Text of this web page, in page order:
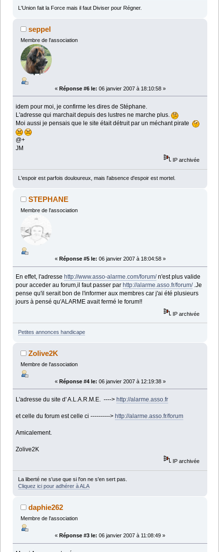
L'Union fait la Force mais il faut Diviser pour Régner.
seppel
Membre de l'association
« Réponse #6 le: 06 janvier 2007 à 18:10:58 »
idem pour moi, je confirme les dires de Stéphane.
L'adresse qui marchait depuis des lustres ne marche plus.
Moi aussi je pensais que le site était détruit par un méchant pirate
@+
JM
IP archivée
L'espoir est parfois douloureux, mais l'absence d'espoir est mortel.
STEPHANE
Membre de l'association
« Réponse #5 le: 06 janvier 2007 à 18:04:58 »
En effet, l'adresse http://www.asso-alarme.com/forum/n'est plus valide
pour acceder au forum,il faut passer par http://alarme.asso.fr/forum/.Je
pense qu'il serait bon de l'informer aux membres car j'ai été plusieurs
jours à pensé qu'ALARME avait fermé le forum!!
IP archivée
Petites annonces handicape
Zolive2K
Membre de l'association
« Réponse #4 le: 06 janvier 2007 à 12:19:38 »
L'adresse du site d' A.L.A.R.M.E. ---->http://alarme.asso.fr
et celle du forum est celle ci ---------->http://alarme.asso.fr/forum
Amicalement.
Zolive2K
IP archivée
La liberté ne s'use que si l'on ne s'en sert pas.
Cliquez ici pour adhérer à ALA
daphie262
Membre de l'association
« Réponse #3 le: 06 janvier 2007 à 11:08:49 »